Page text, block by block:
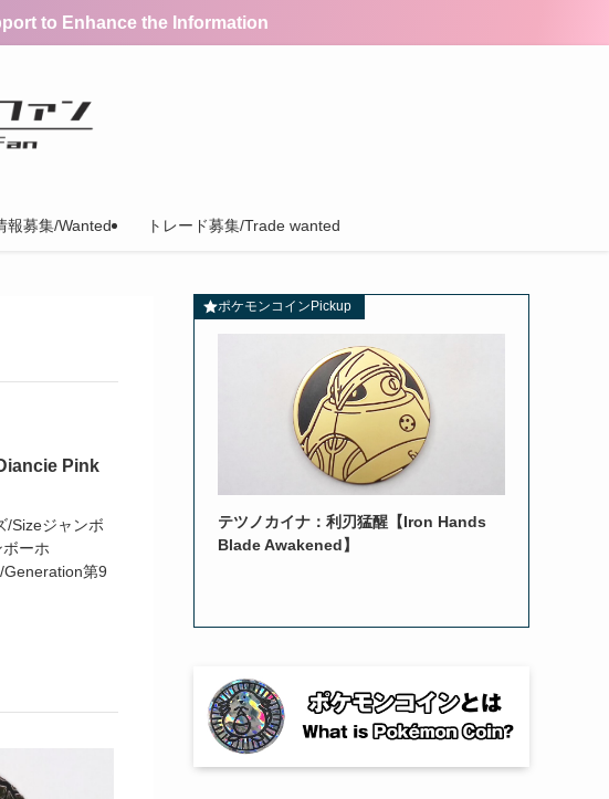
to Enhance the Information
報募集/Wanted トレード募集/Trade wanted
Pink
/Sizeジャンボ
ーホ
第9
ポケモンコインPickup
テツノカイナ：利刃猛醒【Iron Hands
Blade Awakened】